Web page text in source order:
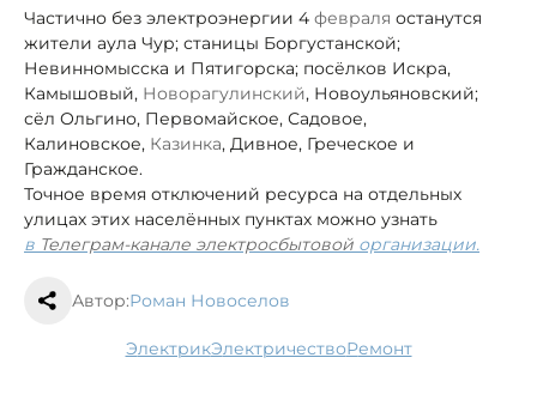
Частично без электроэнергии 4 февраля останутся
жители аула Чур; станицы Боргустанской;
Невинномысска и Пятигорска; посёлков Искра,
Камышовый, Новорагулинский, Новоульяновский;
сёл Ольгино, Первомайское, Садовое,
Калиновское, Казинка, Дивное, Греческое и
Гражданское.
Точное время отключений ресурса на отдельных
улицах этих населённых пунктах можно узнать
в Телеграм-канале электросбытовой организации.
Автор:Роман Новоселов
электрик электричество ремонт